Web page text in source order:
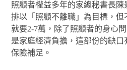
照顧者權益多年的家總秘書長
排以「照顧不離職」為目標，
就要2-7萬，除了照顧者的身心
是家庭經濟負擔，這部份的缺
保險補足。